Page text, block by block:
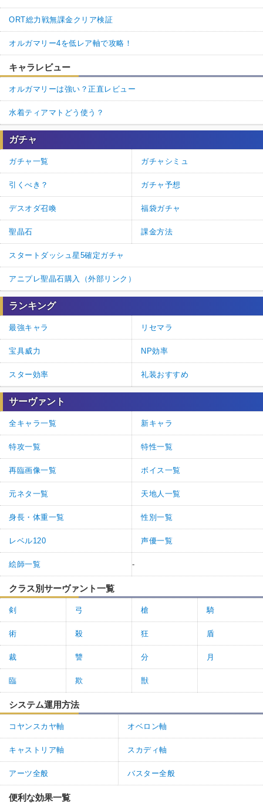
ORT総力戦無課金クリア検証
オルガマリー4を低レア軸で攻略！
キャラレビュー
オルガマリーは強い？正直レビュー
水着ティアマトどう使う？
ガチャ
ガチャ一覧 ガチャシミュ
引くべき？ ガチャ予想
デスオダ召喚 福袋ガチャ
聖晶石 課金方法
スタートダッシュ星5確定ガチャ
アニプレ聖晶石購入（外部リンク）
ランキング
最強キャラ リセマラ
宝具威力 NP効率
スター効率 礼装おすすめ
サーヴァント
全キャラ一覧 新キャラ
特攻一覧 特性一覧
再臨画像一覧 ボイス一覧
元ネタ一覧 天地人一覧
身長・体重一覧 性別一覧
レベル120 声優一覧
絵師一覧 -
クラス別サーヴァント一覧
剣 弓 槍 騎
術 殺 狂 盾
裁 讐 分 月
臨 欺 獣
システム運用方法
コヤンスカヤ軸 オベロン軸
キャストリア軸 スカディ軸
アーツ全般 バスター全般
便利な効果一覧